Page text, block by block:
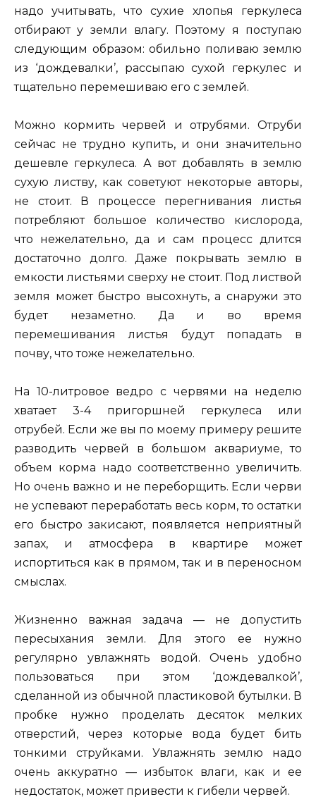
надо учитывать, что сухие хлопья геркулеса
отбирают у земли влагу. Поэтому я поступаю
следующим образом: обильно поливаю землю
из ‘дождевалки’, рассыпаю сухой геркулес и
тщательно перемешиваю его с землей.
Можно кормить червей и отрубями. Отруби
сейчас не трудно купить, и они значительно
дешевле геркулеса. А вот добавлять в землю
сухую листву, как советуют некоторые авторы,
не стоит. В процессе перегнивания листья
потребляют большое количество кислорода,
что нежелательно, да и сам процесс длится
достаточно долго. Даже покрывать землю в
емкости листьями сверху не стоит. Под листвой
земля может быстро высохнуть, а снаружи это
будет незаметно. Да и во время
перемешивания листья будут попадать в
почву, что тоже нежелательно.
На 10-литровое ведро с червями на неделю
хватает 3-4 пригоршней геркулеса или
отрубей. Если же вы по моему примеру решите
разводить червей в большом аквариуме, то
объем корма надо соответственно увеличить.
Но очень важно и не переборщить. Если черви
не успевают переработать весь корм, то остатки
его быстро закисают, появляется неприятный
запах, и атмосфера в квартире может
испортиться как в прямом, так и в переносном
смыслах.
Жизненно важная задача — не допустить
пересыхания земли. Для этого ее нужно
регулярно увлажнять водой. Очень удобно
пользоваться при этом ‘дождевалкой’,
сделанной из обычной пластиковой бутылки. В
пробке нужно проделать десяток мелких
отверстий, через которые вода будет бить
тонкими струйками. Увлажнять землю надо
очень аккуратно — избыток влаги, как и ее
недостаток, может привести к гибели червей.